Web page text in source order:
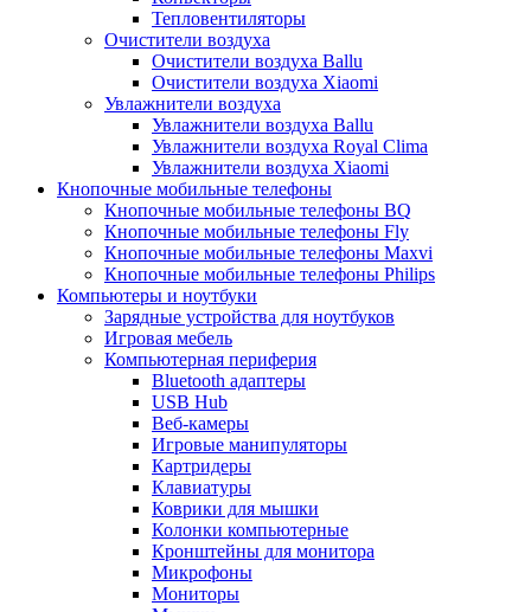
Тепловентиляторы
Очистители воздуха
Очистители воздуха Ballu
Очистители воздуха Xiaomi
Увлажнители воздуха
Увлажнители воздуха Ballu
Увлажнители воздуха Royal Clima
Увлажнители воздуха Xiaomi
Кнопочные мобильные телефоны
Кнопочные мобильные телефоны BQ
Кнопочные мобильные телефоны Fly
Кнопочные мобильные телефоны Maxvi
Кнопочные мобильные телефоны Philips
Компьютеры и ноутбуки
Зарядные устройства для ноутбуков
Игровая мебель
Компьютерная периферия
Bluetooth адаптеры
USB Hub
Веб-камеры
Игровые манипуляторы
Картридеры
Клавиатуры
Коврики для мышки
Колонки компьютерные
Кронштейны для монитора
Микрофоны
Мониторы